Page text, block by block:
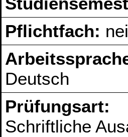
Pflichtfach:
Deutsch
Prüfungsart:
Schriftliche